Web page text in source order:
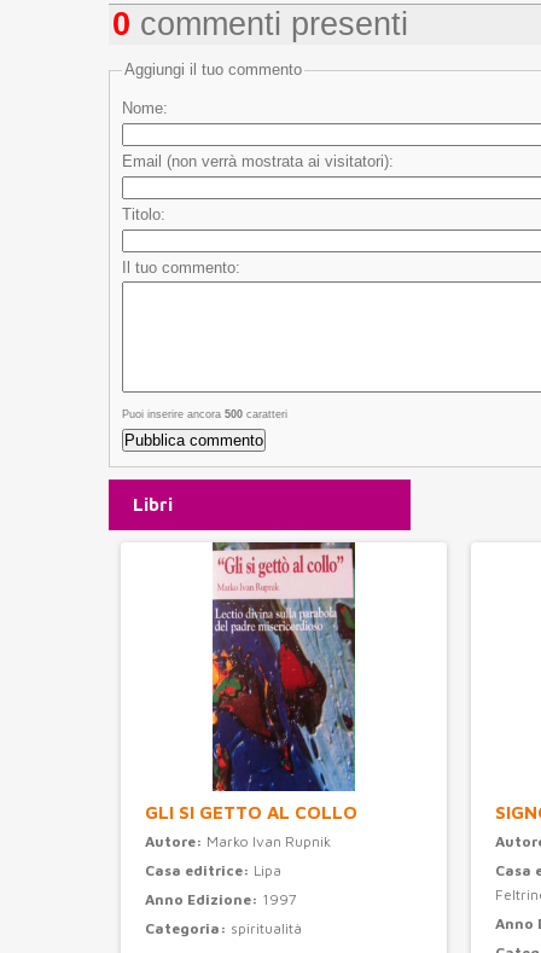
0 commenti presenti
Aggiungi il tuo commento
Nome:
Email (non verrà mostrata ai visitatori):
Titolo:
Il tuo commento:
Puoi inserire ancora 500 caratteri
Libri
GLI SI GETTO AL COLLO
Autore: Marko Ivan Rupnik
Casa editrice: Lipa
Anno Edizione: 1997
Categoria: spiritualità
Casa
Anno